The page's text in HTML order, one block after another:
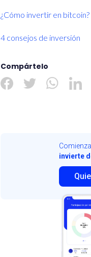
¿Cómo invertir en bitcoin?
4 consejos de inversión
Compártelo
invierte